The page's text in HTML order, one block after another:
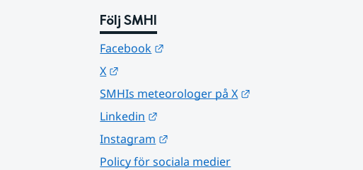
Följ SMHI
Facebook
X
SMHIs meteorologer på X
Linkedin
Instagram
Policy för sociala medier